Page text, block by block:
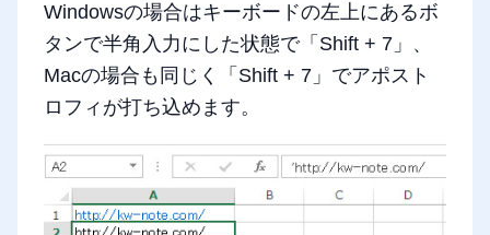
Windowsの場合はキーボードの左上にあるボ
タンで半角入力にした状態で「Shift + 7」、
Macの場合も同じく「Shift + 7」でアポスト
ロフィが打ち込めます。